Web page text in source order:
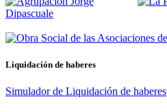
Liquidación de haberes
Simulador de Liquidación de haberes